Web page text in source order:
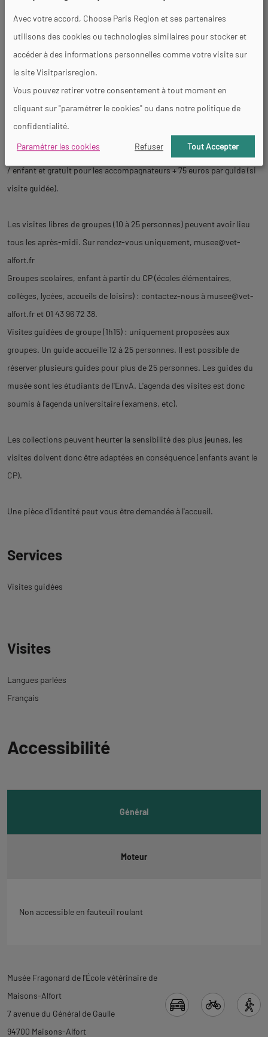
Gratuité : personnes en situation de handicap sur présentation d'un
justificatif ; membres ICOM et ICOMOS, journalistes avec carte de
presse (sur rendez-vous) ; carte culture (personnel du ministère de la
culture) ; ressortissants de l'UE âgés de moins de 26 ans en visite
individuelle exclusivement
Groupe scolaire (écoles, collèges, lycées, accueils de loisirs) : 3 euros
/ enfant et gratuit pour les accompagnateurs + 75 euros par guide (si
visite guidée).
Les visites libres de groupes (10 à 25 personnes) peuvent avoir lieu
tous les après-midi. Sur rendez-vous uniquement, musee@vet-
alfort.fr
Groupes scolaires, enfant à partir du CP (écoles élémentaires,
collèges, lycées, accueils de loisirs) : contactez-nous à musee@vet-
alfort.fr et 01 43 96 72 38.
Visites guidées de groupe (1h15) : uniquement proposées aux
groupes. Un guide accueille 12 à 25 personnes. Il est possible de
réserver plusieurs guides pour plus de 25 personnes. Les guides du
musée sont les étudiants de l'EnvA. L'agenda des visites est donc
soumis à l'agenda universitaire (examens, etc).
Les collections peuvent heurter la sensibilité des plus jeunes, les
visites doivent donc être adaptées en conséquence (enfants avant le
CP).
Une pièce d'identité peut vous être demandée à l'accueil.
Services
Visites guidées
Visites
Langues parlées
Français
à
Accessibilité
Général
Moteur
Non accessible en fauteuil roulant
Revenir
à
l'onglet
carte
Musée Fragonard de l'École vétérinaire de
Maisons-Alfort
7 avenue du Général de Gaulle
94700 Maisons-Alfort
Avec votre accord, Choose Paris Region et ses partenaires
utilisons des cookies ou technologies similaires pour stocker et
accéder à des informations personnelles comme votre visite sur
le site Visitparisregion.
Vous pouvez retirer votre consentement à tout moment en
cliquant sur "paramétrer le cookies" ou dans notre politique de
confidentialité.
Paramétrer les cookies
Refuser Tout Accepter